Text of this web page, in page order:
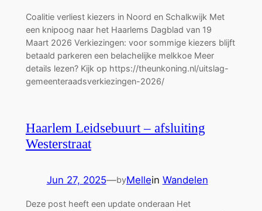
Coalitie verliest kiezers in Noord en Schalkwijk Met
een knipoog naar het Haarlems Dagblad van 19
Maart 2026 Verkiezingen: voor sommige kiezers blijft
betaald parkeren een belachelijke melkkoe Meer
details lezen? Kijk op https://theunkoning.nl/uitslag-
gemeenteraadsverkiezingen-2026/
Haarlem Leidsebuurt – afsluiting
Westerstraat
Jun 27, 2025—byMellein Wandelen
Deze post heeft een update onderaan Het